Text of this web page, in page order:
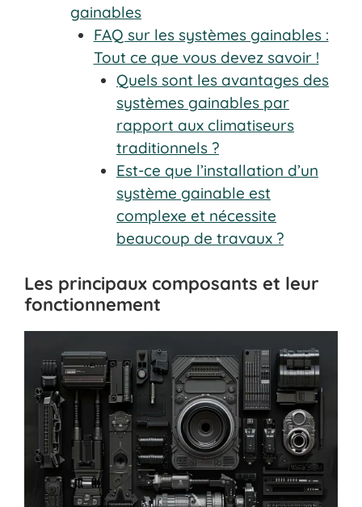
gainables
FAQ sur les systèmes gainables :
Tout ce que vous devez savoir !
Quels sont les avantages des
systèmes gainables par
rapport aux climatiseurs
traditionnels ?
Est-ce que l’installation d’un
système gainable est
complexe et nécessite
beaucoup de travaux ?
Les principaux composants et leur
fonctionnement